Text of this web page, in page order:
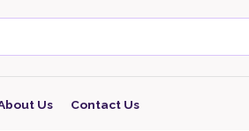
Us Contact Us